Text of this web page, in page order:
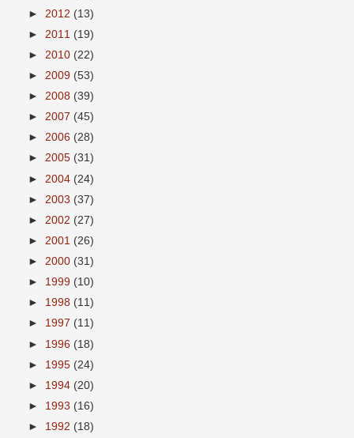
► 2012 (13)
► 2011 (19)
► 2010 (22)
► 2009 (53)
► 2008 (39)
► 2007 (45)
► 2006 (28)
► 2005 (31)
► 2004 (24)
► 2003 (37)
► 2002 (27)
► 2001 (26)
► 2000 (31)
► 1999 (10)
► 1998 (11)
► 1997 (11)
► 1996 (18)
► 1995 (24)
► 1994 (20)
► 1993 (16)
► 1992 (18)